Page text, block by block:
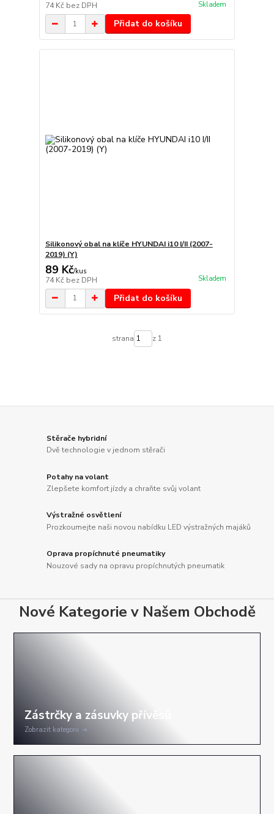
74 Kč bez DPH Skladem
Přidat do košíku
Silikonový obal na klíče HYUNDAI i10 I/II (2007-
2019) (Y)
89 Kč/kus
74 Kč bez DPH Skladem
Přidat do košíku
strana z 1
Stěrače hybridní
Dvě technologie v jednom stěrači
Potahy na volant
Zlepšete komfort jízdy a chraňte svůj volant
Výstražné osvětlení
Prozkoumejte naši novou nabídku LED výstražných majáků
Oprava propíchnuté pneumatiky
Nouzové sady na opravu propíchnutých pneumatik
Nové Kategorie v Našem Obchodě
Zobrazit kategorii